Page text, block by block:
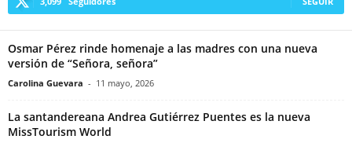
Osmar Pérez rinde homenaje a las madres con una nueva
versión de “Señora, señora”
Carolina Guevara - 11 mayo, 2026
La santandereana Andrea Gutiérrez Puentes es la nueva
MissTourism World